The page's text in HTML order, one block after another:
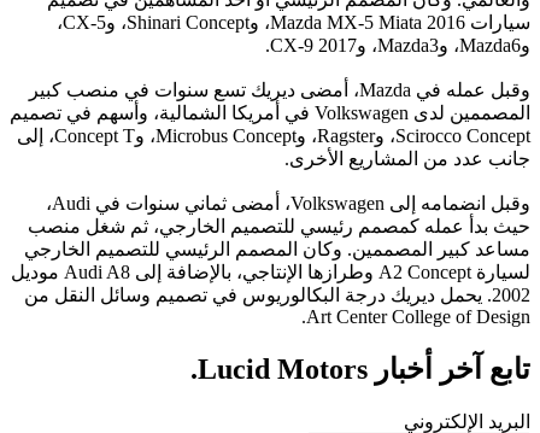
سيارات Mazda MX-5 Miata 2016، وShinari Concept، وCX-5،
وMazda6، وMazda3، وCX-9 2017.
وقبل عمله في Mazda، أمضى ديريك تسع سنوات في منصب كبير
المصممين لدى Volkswagen في أمريكا الشمالية، وأسهم في تصميم
Scirocco Concept، وRagster، وMicrobus Concept، وConcept T، إلى
جانب عدد من المشاريع الأخرى.
وقبل انضمامه إلى Volkswagen، أمضى ثماني سنوات في Audi،
حيث بدأ عمله كمصمم رئيسي للتصميم الخارجي، ثم شغل منصب
مساعد كبير المصممين. وكان المصمم الرئيسي للتصميم الخارجي
لسيارة A2 Concept وطرازها الإنتاجي، بالإضافة إلى Audi A8 موديل
2002. يحمل ديريك درجة البكالوريوس في تصميم وسائل النقل من
Art Center College of Design.
تابع آخر أخبار Lucid Motors.
البريد الإلكتروني